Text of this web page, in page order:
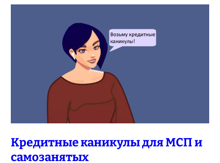
Кредитные каникулы для МСП и
самозанятых